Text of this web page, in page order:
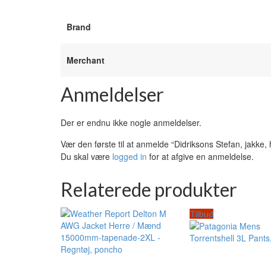
Brand
Merchant
Anmeldelser
Der er endnu ikke nogle anmeldelser.
Vær den første til at anmelde “Didriksons Stefan, jakke,
Du skal være logged in for at afgive en anmeldelse.
Relaterede produkter
Tilbud